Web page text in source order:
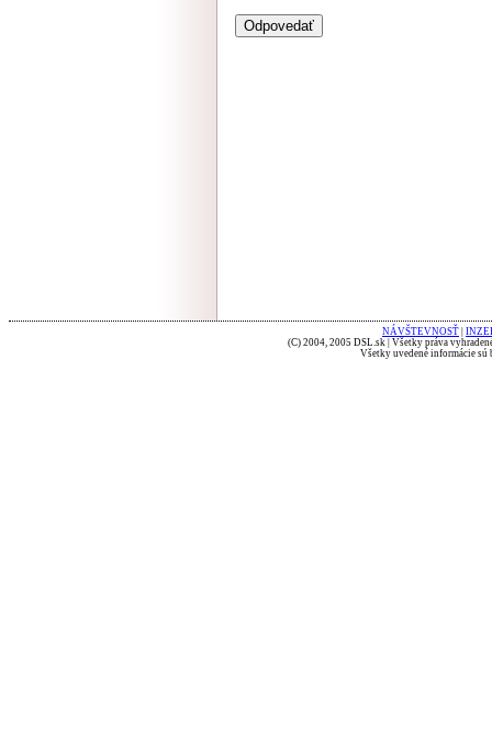
NÁVŠTEVNOSŤ
(C) 2004, 2005 DSL.sk | Všetky práva
Všetky uvedené informácie sú